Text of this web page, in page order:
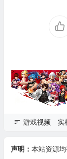
游戏视频 实
声明： 本站资源